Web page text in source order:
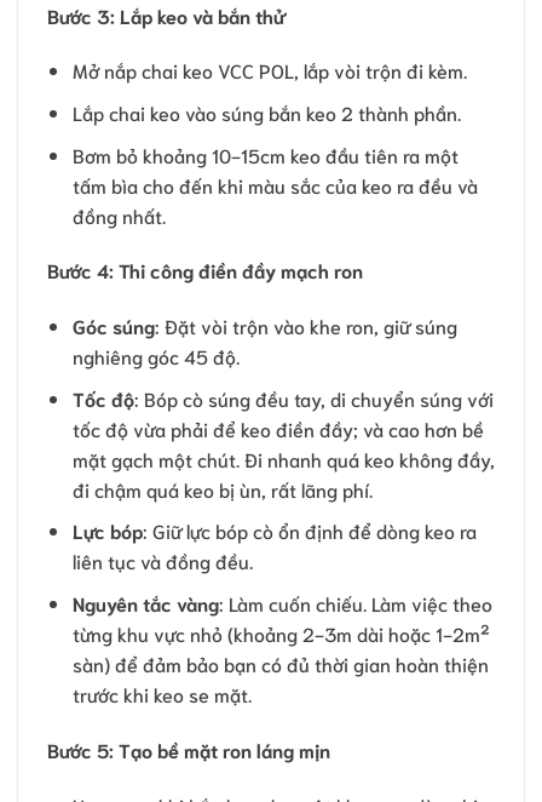
Bước 3: Lắp keo và bắn thử
Mở nắp chai keo VCC POL, lắp vòi trộn đi kèm.
Lắp chai keo vào súng bắn keo 2 thành phần.
Bơm bỏ khoảng 10-15cm keo đầu tiên ra một
tấm bìa cho đến khi màu sắc của keo ra đều và
đồng nhất.
Bước 4: Thi công điền đầy mạch ron
Góc súng: Đặt vòi trộn vào khe ron, giữ súng
nghiêng góc 45 độ.
Tốc độ: Bóp cò súng đều tay, di chuyển súng với
tốc độ vừa phải để keo điền đầy; và cao hơn bề
mặt gạch một chút. Đi nhanh quá keo không đầy,
đi chậm quá keo bị ùn, rất lãng phí.
Lực bóp: Giữ lực bóp cò ổn định để dòng keo ra
liên tục và đồng đều.
Nguyên tắc vàng: Làm cuốn chiếu. Làm việc theo
từng khu vực nhỏ (khoảng 2-3m dài hoặc 1-2m²
sàn) để đảm bảo bạn có đủ thời gian hoàn thiện
trước khi keo se mặt.
Bước 5: Tạo bề mặt ron láng mịn